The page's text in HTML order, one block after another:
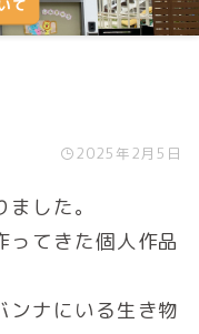
て
2025年2月5日
した。
ってきた個人作品
ンナにいる生き物